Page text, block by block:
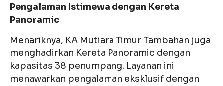
Pengalaman Istimewa dengan Kereta
Panoramic
Menariknya, KA Mutiara Timur Tambahan juga
menghadirkan Kereta Panoramic dengan
kapasitas 38 penumpang. Layanan ini
menawarkan pengalaman eksklusif dengan